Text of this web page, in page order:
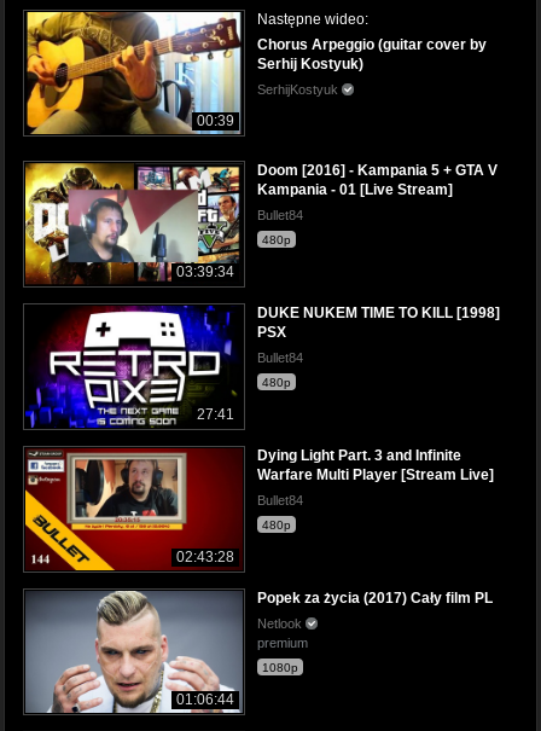
00:39
Następne wideo:
Chorus Arpeggio (guitar cover by
Serhij Kostyuk)
SerhijKostyuk
03:39:34
Doom [2016] - Kampania 5 + GTA V
Kampania - 01 [Live Stream]
Bullet84
480p
27:41
DUKE NUKEM TIME TO KILL [1998]
PSX
Bullet84
480p
02:43:28
Dying Light Part. 3 and Infinite
Warfare Multi Player [Stream Live]
Bullet84
480p
01:06:44
Popek za życia (2017) Cały film PL
Netlook
premium
1080p